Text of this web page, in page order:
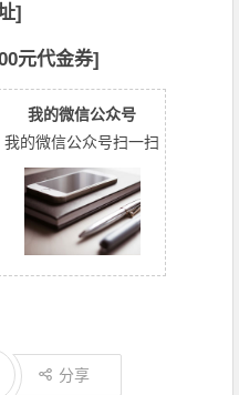
]
元代金券]
我的微信公众号
我的微信公众号扫一扫
分享